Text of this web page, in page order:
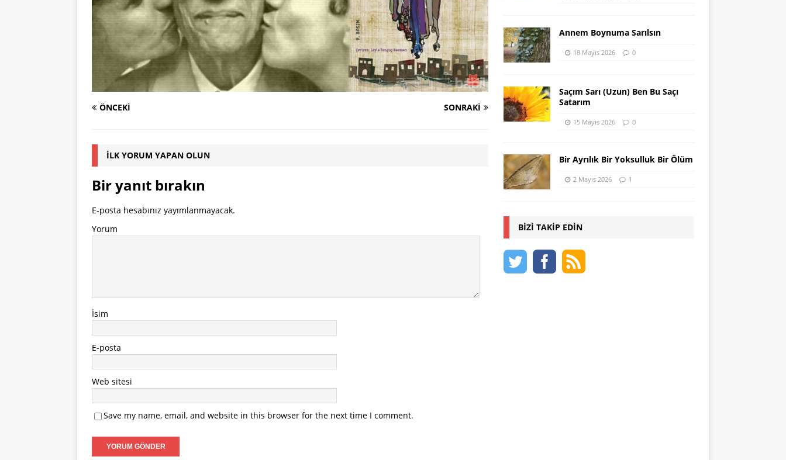
ÖNCEKI SONRAKI
İLK YORUM YAPAN OLUN
Bir yanıt bırakın
E-posta hesabınız yayımlanmayacak.
Yorum
İsim
E-posta
Web sitesi
Save my name, email, and website in this browser for the next time I comment.
Annem Boynuma Sarılsın
18 Mayıs 2026 0
Saçım Sarı (Uzun) Ben Bu Saçı
Satarım
15 Mayıs 2026 0
Bir Ayrılık Bir Yoksulluk Bir Ölüm
2 Mayıs 2026 1
BIZI TAKIP EDIN